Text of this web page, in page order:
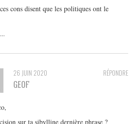
cons disent que les politiques ont le
RÉPONDRE
26 JUIN 2020
GEOF'
sur ta sibylline dernière phrase ?